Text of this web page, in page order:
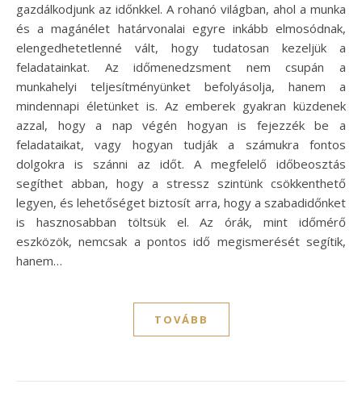
gazdálkodjunk az időnkkel. A rohanó világban, ahol a munka
és a magánélet határvonalai egyre inkább elmosódnak,
elengedhetetlenné vált, hogy tudatosan kezeljük a
feladatainkat. Az időmenedzsment nem csupán a
munkahelyi teljesítményünket befolyásolja, hanem a
mindennapi életünket is. Az emberek gyakran küzdenek
azzal, hogy a nap végén hogyan is fejezzék be a
feladataikat, vagy hogyan tudják a számukra fontos
dolgokra is szánni az időt. A megfelelő időbeosztás
segíthet abban, hogy a stressz szintünk csökkenthető
legyen, és lehetőséget biztosít arra, hogy a szabadidőnket
is hasznosabban töltsük el. Az órák, mint időmérő
eszközök, nemcsak a pontos idő megismerését segítik,
hanem…
TOVÁBB